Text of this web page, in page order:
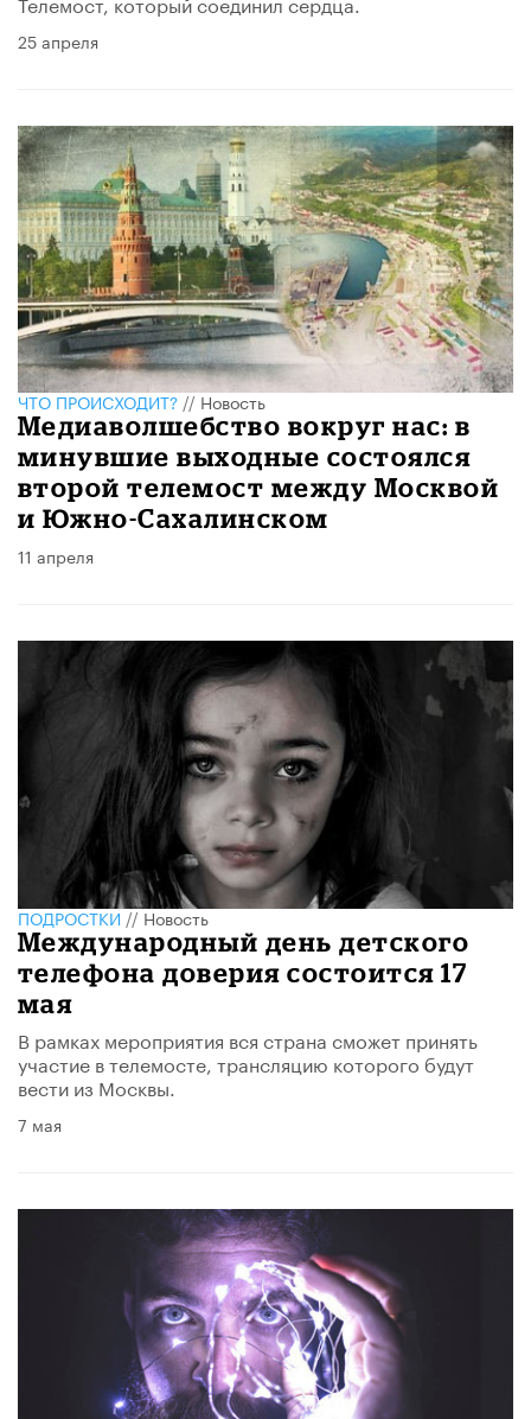
25 апреля
ЧТО ПРОИСХОДИТ?//Новость
Медиаволшебство вокруг нас: в
минувшие выходные состоялся
второй телемост между Москвой
и Южно-Сахалинском
11 апреля
ПОДРОСТКИ//Новость
Международный день детского
телефона доверия состоится 17
мая
В рамках мероприятия вся страна сможет принять
участие в телемосте, трансляцию которого будут
вести из Москвы.
7 мая